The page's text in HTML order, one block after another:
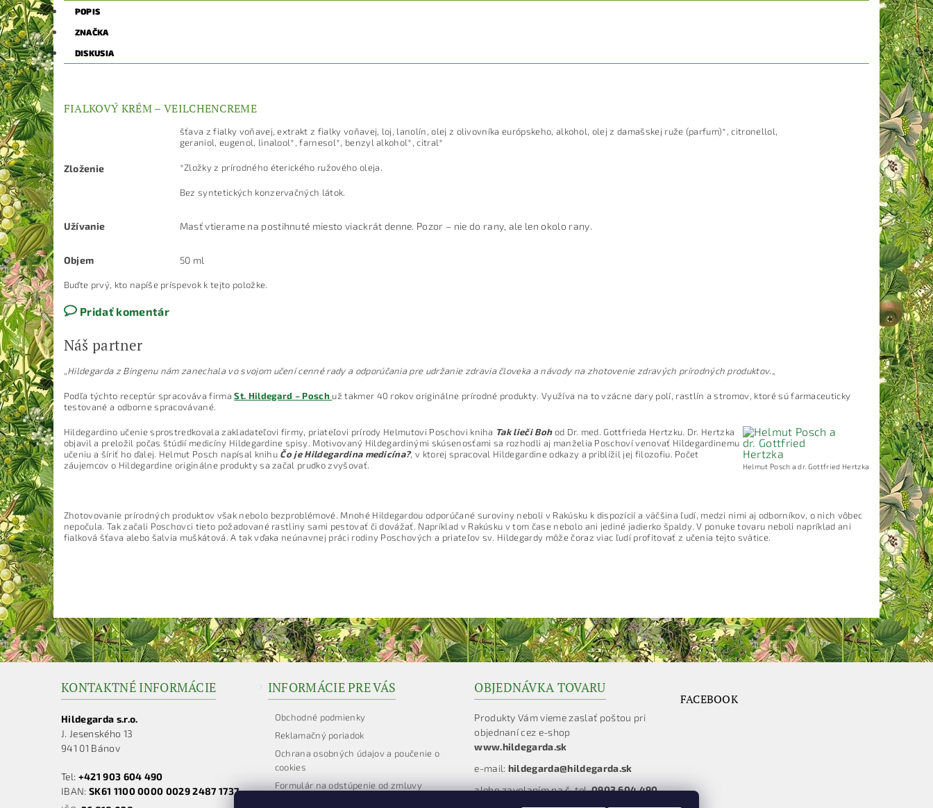
POPIS
ZNAČKA
DISKUSIA
FIALKOVÝ KRÉM – VEILCHENCREME
Zloženie
šťava z fialky voňavej, extrakt z fialky voňavej, loj, lanolín, olej z olivovníka európskeho, alkohol, olej z damašskej ruže (parfum)*, citronellol,
geraniol, eugenol, linalool*, farnesol*, benzyl alkohol*, citral*
*Zložky z prírodného éterického ružového oleja.
Bez syntetických konzervačných látok.
Užívanie Masť vtierame na postihnuté miesto viackrát denne. Pozor – nie do rany, ale len okolo rany.
Objem 50 ml
Buďte prvý, kto napíše príspevok k tejto položke.
Pridať komentár
Náš partner
„Hildegarda z Bingenu nám zanechala vo svojom učení cenné rady a odporúčania pre udržanie zdravia človeka a návody na zhotovenie zdravých prírodných produktov.„
Podľa týchto receptúr spracováva firmaSt. Hildegard – Posch už takmer 40 rokov originálne prírodné produkty. Využíva na to vzácne dary polí, rastlín a stromov, ktoré sú farmaceuticky
testované a odborne spracovávané.
Helmut Posch a dr. Gottfried Hertzka
Hildegardino učenie sprostredkovala zakladateľovi firmy, priateľovi prírody Helmutovi Poschovi kniha Tak lieči Bohod Dr. med. Gottfrieda Hertzku. Dr. Hertzka
objavil a preložil počas štúdií medicíny Hildegardine spisy. Motivovaný Hildegardinými skúsenosťami sa rozhodli aj manželia Poschoví venovať Hildegardinemu
učeniu a šíriť ho ďalej. Helmut Posch napísal knihu Čo je Hildegardina medicína?, v ktorej spracoval Hildegardine odkazy a priblížil jej filozofiu. Počet
záujemcov o Hildegardine originálne produkty sa začal prudko zvyšovať.
Zhotovovanie prírodných produktov však nebolo bezproblémové. Mnohé Hildegardou odporúčané suroviny neboli v Rakúsku k dispozícií a väčšina ľudí, medzi nimi aj odborníkov, o nich vôbec
nepočula. Tak začali Poschovci tieto požadované rastliny sami pestovať či dovážať. Napríklad v Rakúsku v tom čase nebolo ani jediné jadierko špaldy. V ponuke tovaru neboli napríklad ani
fialková šťava alebo šalvia muškátová. A tak vďaka neúnavnej práci rodiny Poschových a priateľov sv. Hildegardy môže čoraz viac ľudí profitovať z učenia tejto svätice.
KONTAKTNÉ INFORMÁCIE
Hildegarda s.r.o.
J. Jesenského 13
941 01 Bánov
Tel: +421 903 604 490
IBAN: SK61 1100 0000 0029 2487 1737
INFORMÁCIE PRE VÁS
Obchodné podmienky
Reklamačný poriadok
Ochrana osobných údajov a poučenie o
cookies
Formulár na odstúpenie od zmluvy
OBJEDNÁVKA TOVARU
Produkty Vám vieme zaslať poštou pri
objednaní cez e-shop
www.hildegarda.sk
e-mail: hildegarda@hildegarda.sk
alebo zavolaním na č. tel.0903 604 490
FACEBOOK